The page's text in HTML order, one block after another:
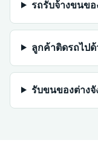
รถรับจ้างขนขอ
ลูกค้าติดรถไปด้
รับขนของต่าง